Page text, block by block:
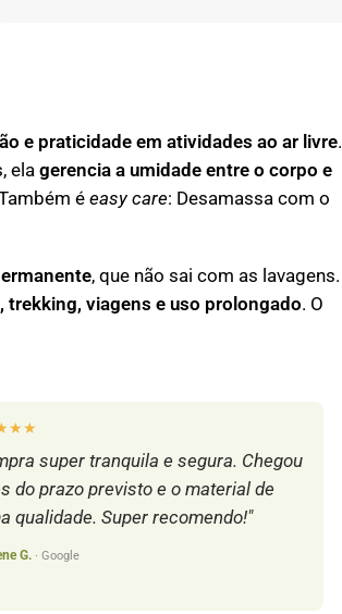
e praticidade em atividades ao ar livre.
ela gerencia a umidade entre o corpo e
é easy care: Desamassa com o
, que não sai com as lavagens.
trekking, viagens e uso prolongado. O
super tranquila e segura. Chegou
do prazo previsto e o material de
qualidade. Super recomendo!"
G. · Google